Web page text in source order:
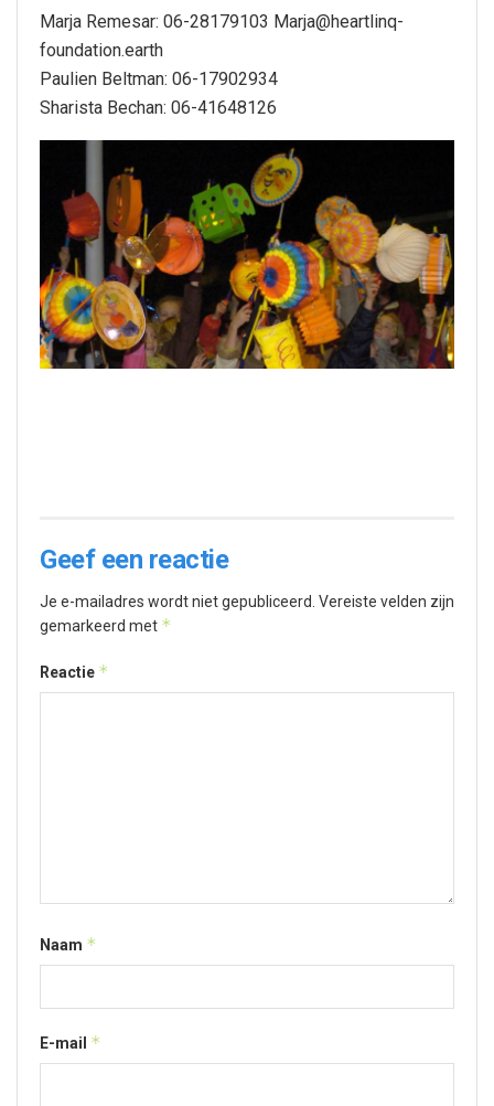
Marja Remesar: 06-28179103 Marja@heartlinq-
foundation.earth
Paulien Beltman: 06-17902934
Sharista Bechan: 06-41648126
Geef een reactie
Je e-mailadres wordt niet gepubliceerd. Vereiste velden zijn
gemarkeerd met *
Reactie *
Naam *
E-mail *